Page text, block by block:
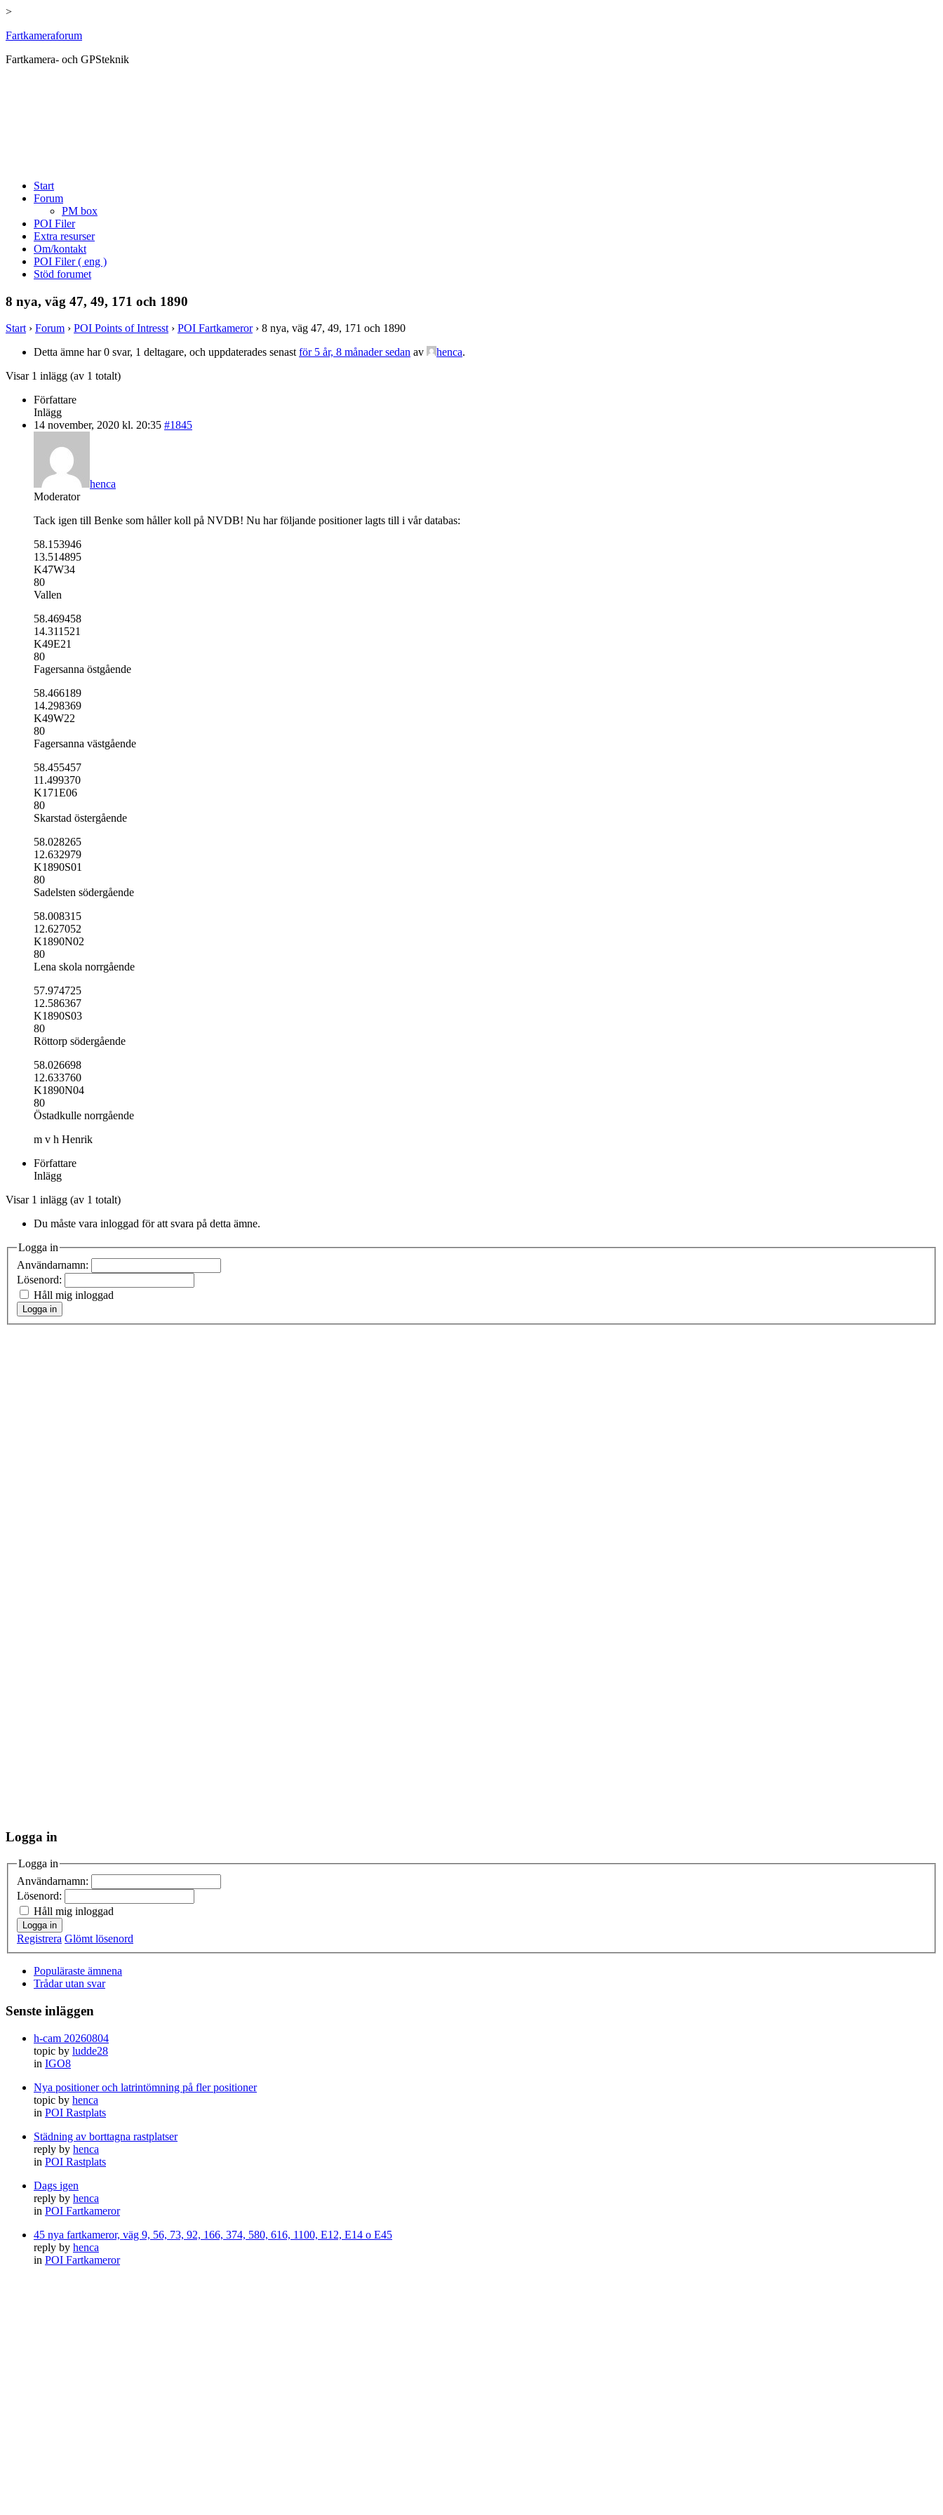
>
Hoppa
innehåll
Fartkameraforum
Fartkamera- och GPSteknik
Start
Forum
PM box
POI Filer
Extra resurser
Om/kontakt
POI Filer ( eng )
Stöd forumet
8 nya, väg 47, 49, 171 och 1890
Start › Forum › POI Points of Intresst › POI Fartkameror › 8 nya, väg 47, 49, 171 och 1890
Detta ämne har 0 svar, 1 deltagare, och uppdaterades senastför 5 år, 8 månader sedan av henca.
Visar 1 inlägg (av 1 totalt)
Författare
Inlägg
14 november, 2020 kl. 20:35 #1845
henca
Moderator
Tack igen till Benke som håller koll på NVDB! Nu har följande positioner lagts till i vår databas:
58.153946
13.514895
K47W34
80
Vallen
58.469458
14.311521
K49E21
80
Fagersanna östgående
58.466189
14.298369
K49W22
80
Fagersanna västgående
58.455457
11.499370
K171E06
80
Skarstad östergående
58.028265
12.632979
K1890S01
80
Sadelsten södergående
58.008315
12.627052
K1890N02
80
Lena skola norrgående
57.974725
12.586367
K1890S03
80
Röttorp södergående
58.026698
12.633760
K1890N04
80
Östadkulle norrgående
m v h Henrik
Författare
Inlägg
Visar 1 inlägg (av 1 totalt)
Du måste vara inloggad för att svara på detta ämne.
Logga in
Användarnamn:
Lösenord:
Håll mig inloggad
Logga in
Logga in
Logga in
Användarnamn:
Lösenord:
Håll mig inloggad
Logga in
Registrera Glömt lösenord
Populäraste ämnena
Trådar utan svar
Senste inläggen
h-cam 20260804
topic by ludde28
in IGO8
Nya positioner och latrintömning på fler positioner
topic by henca
in POI Rastplats
Städning av borttagna rastplatser
reply by henca
in POI Rastplats
Dags igen
reply by henca
in POI Fartkameror
45 nya fartkameror, väg 9, 56, 73, 92, 166, 374, 580, 616, 1100, E12, E14 o E45
reply by henca
in POI Fartkameror